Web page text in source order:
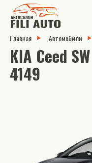
Главная Автомобили
KIA Ceed
4149